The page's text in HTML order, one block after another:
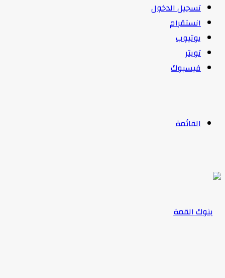
تسجيل الدخول
انستقرام
يوتيوب
تويتر
فيسبوك
القائمة